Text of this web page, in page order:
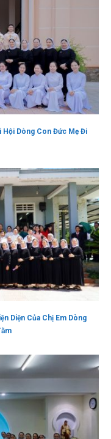
Hội Dòng Con Đức Mẹ Đi
Diện Của Chị Em Dòng